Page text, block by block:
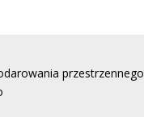
przestrzennego